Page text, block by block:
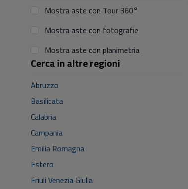
Mostra aste con Tour 360°
Mostra aste con fotografie
Mostra aste con planimetria
Cerca in altre regioni
Abruzzo
Basilicata
Calabria
Campania
Emilia Romagna
Estero
Friuli Venezia Giulia